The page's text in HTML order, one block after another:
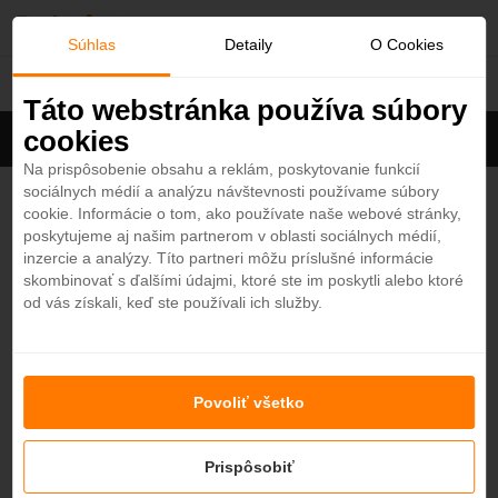
ú
Tunisko
Filter
Zobrazených 1z 18 hotelov Zobraziť všetky
El Ksar Resort & Thalasso 4*
4
Tunisko - Plážový hotel
Nenašli ste hotel podľa svojich predstáv?
Zobraziť hotely
Súhlas Detaily O Cookies
Táto webstránka používa súbory
cookies
Na prispôsobenie obsahu a reklám, poskytovanie funkcií
sociálnych médií a analýzu návštevnosti používame súbory
cookie. Informácie o tom, ako používate naše webové stránky,
poskytujeme aj našim partnerom v oblasti sociálnych médií,
inzercie a analýzy. Títo partneri môžu príslušné informácie
skombinovať s ďalšími údajmi, ktoré ste im poskytli alebo ktoré
od vás získali, keď ste používali ich služby.
Prispôsobiť
Povoliť všetko